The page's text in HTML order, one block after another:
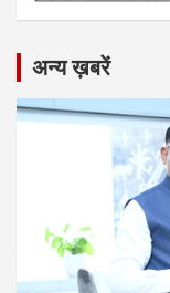
अन्य ख़बरें